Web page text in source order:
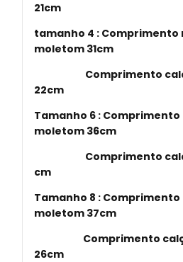
21cm
tamanho 4 : Comprimento
moletom 31cm
Comprimento calça
22cm
Tamanho 6 :
moletom 36cm
Comprimento calça
cm
Tamanho 8 :
moletom 37cm
Comprimento calça
26cm